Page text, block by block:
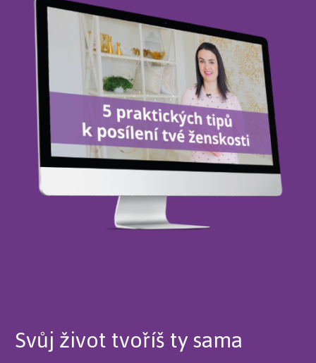
Svůj život tvoříš ty sama